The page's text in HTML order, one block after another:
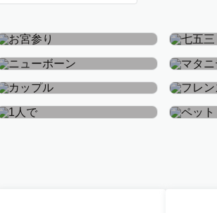
お宮参り・お食い初め
ニューボーン